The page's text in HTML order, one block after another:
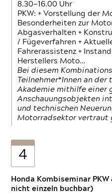
8.30—16.00 Uhr
PKW: + Vorstellung der
Besonderheiten zur
Abgasverhalten +
/ Fügeverfahren +
Fahrerassistenz +
Herstellers Moto…
Bei diesem
Teilnehmer*Innen an
Akademie mithilfe einer
Anschauungsobjekten
und technischen
Motorradsektor vertraut
4
Honda Kombiseminar
nicht einzeln buchbar)